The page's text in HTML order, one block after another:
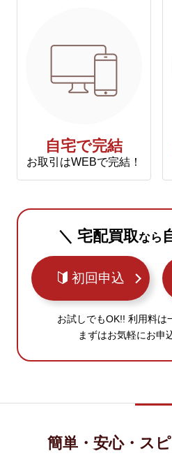
自宅で完結
お取引はWEBで完結！
＼ 宅配買取なら
初回申込
お試しでもOK!! 利用料は
まずはお気軽にお申
簡単・安心・ス